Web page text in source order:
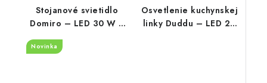
Stojanové svietidlo
Domiro – LED 30 W +
Novinka
Osvetlenie kuchynskej
linky Duddu – LED 20